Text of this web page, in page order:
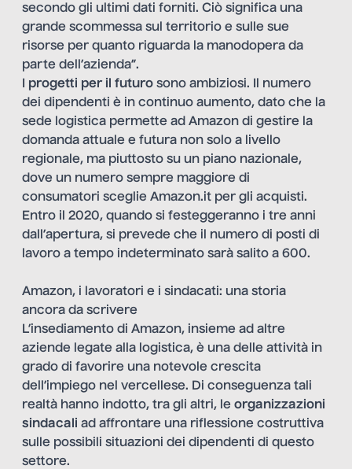
secondo gli ultimi dati forniti. Ciò significa una
grande scommessa sul territorio e sulle sue
risorse per quanto riguarda la manodopera da
parte dell’azienda”.
progetti per il futuro sono ambiziosi. Il numero
dei dipendenti è in continuo aumento, dato che la
sede logistica permette ad Amazon di gestire la
domanda attuale e futura non solo a livello
regionale, ma piuttosto su un piano nazionale,
dove un numero sempre maggiore di
consumatori sceglie Amazon.it per gli acquisti.
Entro il 2020, quando si festeggeranno i tre anni
dall’apertura, si prevede che il numero di posti di
lavoro a tempo indeterminato sarà salito a 600.
Amazon, i lavoratori e i sindacati: una storia
ancora da scrivere
L’insediamento di Amazon, insieme ad altre
aziende legate alla logistica, è una delle attività in
grado di favorire una notevole crescita
dell’impiego nel vercellese. Di conseguenza tali
realtà hanno indotto, tra gli altri, le organizzazioni
sindacali ad affrontare una riflessione costruttiva
sulle possibili situazioni dei dipendenti di questo
settore.